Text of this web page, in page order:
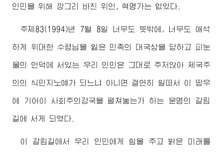
인민을 위해 깡그리 바친 위인, 혁명가는 없었다.
주체83(1994)년 7월 8일 너무도 뜻밖에, 너무도 애석
하게 위대한 수령님을 잃은 민족의 대국상을 당하고 피눈
물의 언덕에 서있는 우리 인민은 그대로 주저앉아 제국주
의의 식민지노예가 되느냐 아니면 결연히 일떠서 이 땅우
에 기어이 사회주의강국을 펼쳐놓는가 하는 운명의 갈림
길에 서게 되였다.
이 갈림길에서 우리 인민에게 힘을 주고 밝은 미래를